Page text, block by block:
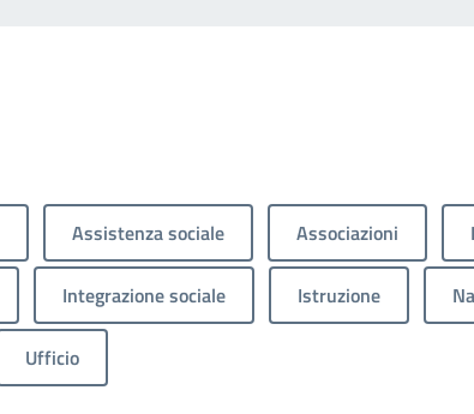
Assistenza sociale Associazioni
Integrazione sociale Istruzione
Ufficio